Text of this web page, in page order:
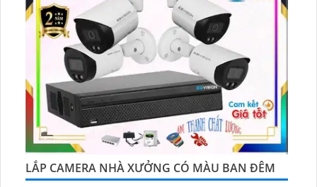
LẮP CAMERA NHÀ XƯỞNG CÓ MÀU BAN ĐÊM